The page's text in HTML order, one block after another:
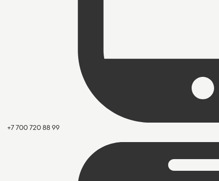
+7 700 720 88 99